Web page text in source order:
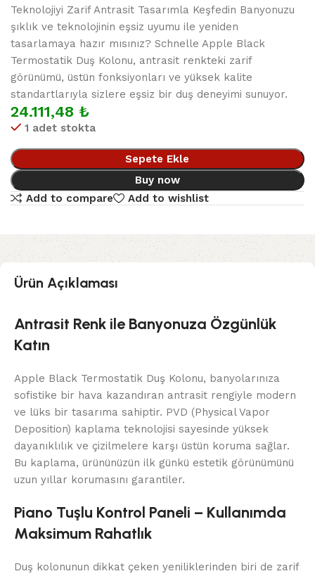
Teknolojiyi Zarif Antrasit Tasarımla Keşfedin Banyonuzu
şıklık ve teknolojinin eşsiz uyumu ile yeniden
tasarlamaya hazır mısınız? Schnelle Apple Black
Termostatik Duş Kolonu, antrasit renkteki zarif
görünümü, üstün fonksiyonları ve yüksek kalite
standartlarıyla sizlere eşsiz bir duş deneyimi sunuyor.
24.111,48 ₺
1 adet stokta
Sepete Ekle
Buy now
Add to compare
Add to wishlist
Ürün Açıklaması
Antrasit Renk ile Banyonuza Özgünlük
Katın
Apple Black Termostatik Duş Kolonu, banyolarınıza
sofistike bir hava kazandıran antrasit rengiyle modern
ve lüks bir tasarıma sahiptir. PVD (Physical Vapor
Deposition) kaplama teknolojisi sayesinde yüksek
dayanıklılık ve çizilmelere karşı üstün koruma sağlar.
Bu kaplama, ürününüzün ilk günkü estetik görünümünü
uzun yıllar korumasını garantiler.
Piano Tuşlu Kontrol Paneli – Kullanımda
Maksimum Rahatlık
Duş kolonunun dikkat çeken yeniliklerinden biri de zarif